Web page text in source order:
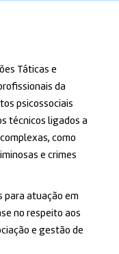
Táticas e
da
psicossociais
técnicos ligados a
como
e crimes
para atuação em
no respeito aos
e gestão de